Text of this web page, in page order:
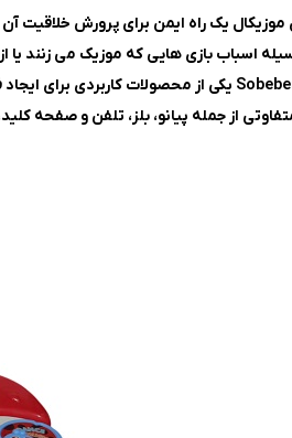
موزیکال یک راه ایمن برای پرورش خلاقیت
اسباب بازی هایی که موزیک می زنند یا
از جمله پیانو، بلز، تلفن و صفحه